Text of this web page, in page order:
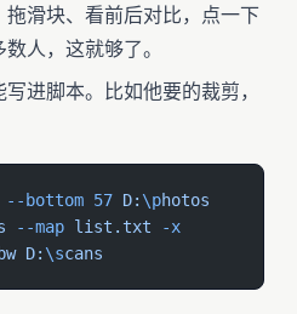
拖滑块、看前后对比，点一下
人，这就够了。
进脚本。比如他要的裁剪，
bottom 57 D: \photos
--map list.txt -x
D: \scans